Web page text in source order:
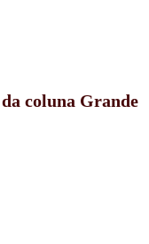
coluna Grande